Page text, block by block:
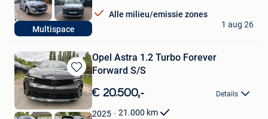
Multispace
Alle milieu/emissie zones
Nico
Dilbeek
1 aug 26
Bewaren
in
Mijn
Favorieten
Opel Astra 1.2 Turbo Forever
Forward S/S
€ 20.500,- Details
2025 21.000 km